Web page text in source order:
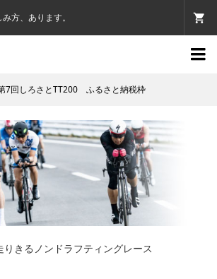
方、あります。

7回しろさとTT200 ふるさと納税枠
りきるノンドラフティングレース